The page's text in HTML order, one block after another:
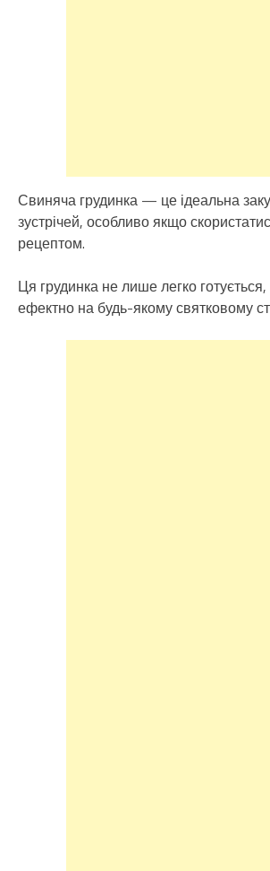
Свиняча грудинка — це ідеальна
зустрічей, особливо якщо
рецептом.
Ця грудинка не лише легко
ефектно на будь-якому святковому